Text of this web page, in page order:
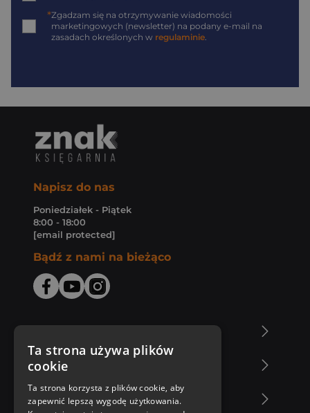
*Zgadzam się na otrzymywanie wiadomości
marketingowych (newsletter) na podany e-mail na
zasadach określonych w regulaminie
Napisz do nas
Poniedziałek - Piątek
8:00 - 18:00
[email protected]
Bądź z nami na bieżąco
Zakupy u nas
Nasza oferta
Ta strona używa plików
cookie
Ta strona korzysta z plików cookie, aby
zapewnić lepszą wygodę użytkowania.